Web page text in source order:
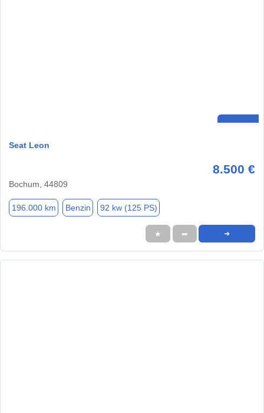
Seat Leon
8.500 €
Bochum, 44809
196.000 km Benzin 92 kw (125 PS)
★ ➦ ➜